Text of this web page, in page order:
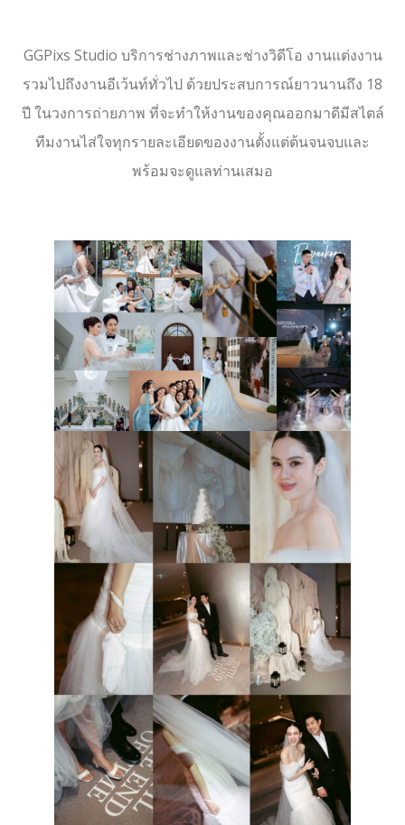
GGPixs Studio บริการช่างภาพและช่างวิดีโอ งานแต่งงาน
รวมไปถึงงานอีเว้นท์ทั่วไป ด้วยประสบการณ์ยาวนานถึง 18
ปี ในวงการถ่ายภาพ ที่จะทำให้งานของคุณออกมาดีมีสไตล์
ทีมงานไส่ใจทุกรายละเอียดของงานตั้งแต่ต้นจนจบและ
พร้อมจะดูแลท่านเสมอ